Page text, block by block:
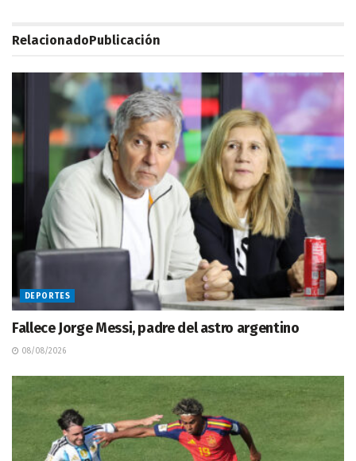
RelacionadoPublicación
DEPORTES
Fallece Jorge Messi, padre del astro argentino
08/08/2026